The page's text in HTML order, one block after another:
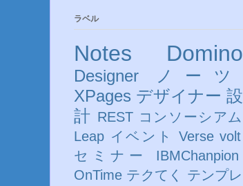
ラベル
Notes Domino
Designer
ノーツ
XPages デザイナー 設
計 REST コンソーシアム
Leap イベント Verse volt
セミナー
IBMChanpion
OnTime テクてく
テンプレ